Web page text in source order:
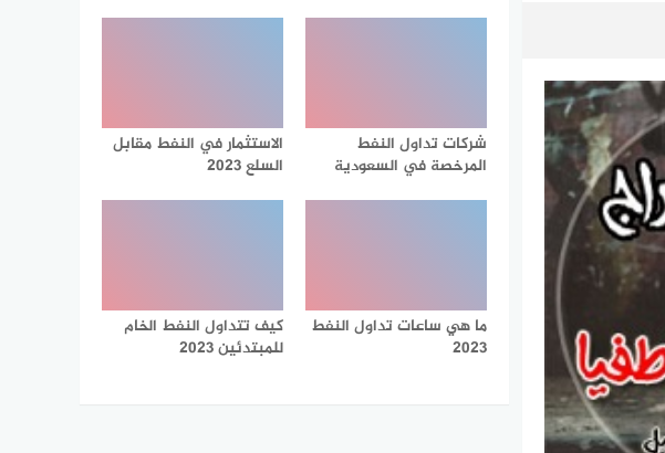
شركات تداول النفط
المرخصة في السعودية
الاستثمار في النفط مقابل
السلع 2023
ما هي ساعات تداول النفط
2023
كيف تتداول النفط الخام
للمبتدئين 2023